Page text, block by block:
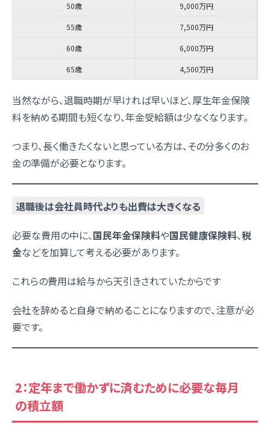
50歳 9,000万円
55歳 7,500万円
60歳 6,000万円
65歳 4,500万円
当然ながら、退職時期が早ければ早いほど、厚生年金保険
料を納める期間も短くなり、年金受給額は少なくなります。
つまり、長く働きたくないと思っている方は、その分多くのお
金の準備が必要となります。
退職後は会社員時代よりも出費は大きくなる
必要な費用の中に、国民年金保険料や国民健康保険料、税
金などを加算して考える必要があります。
これらの費用は給与から天引きされていたからです
会社を辞めると自身で納めることになりますので、注意が必
要です。
2：定年まで働かずに済むために必要な毎月
の積立額